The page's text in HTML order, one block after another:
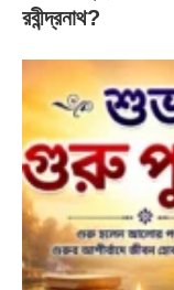
রবীন্দ্রনাথ?